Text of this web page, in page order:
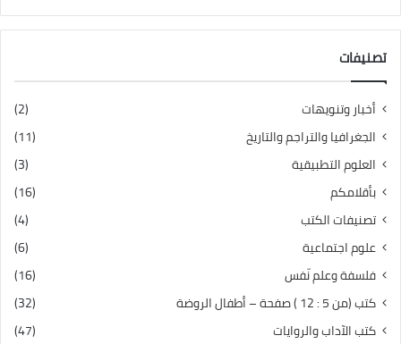
تصنيفات
أخبار وتنويهات
(2)
الجغرافيا والتراجم والتاريخ
(11)
العلوم التطبيقية
(3)
بأقلامكم
(16)
تصنيفات الكتب
(4)
علوم اجتماعية
(6)
فلسفة وعلم نّفس
(16)
كتب (من 5 : 12 ) صفحة – أطفال الروضة
(32)
كتب الآداب والروايات
(47)